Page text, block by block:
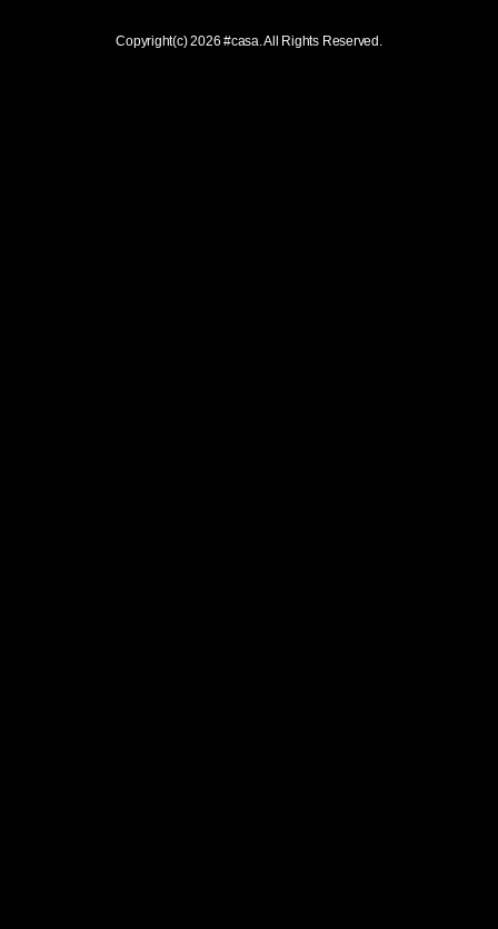
Copyright(c) 2026#casa. All Rights Reserved.